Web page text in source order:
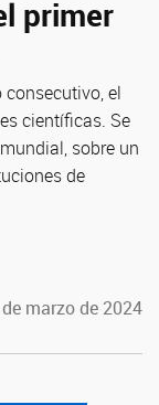
primer
consecutivo, el
científicas. Se
sobre un
de
marzo de 2024